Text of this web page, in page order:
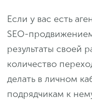
Если у вас есть
SEO-
результаты своей
количество
делать в личном
подрядчикам к